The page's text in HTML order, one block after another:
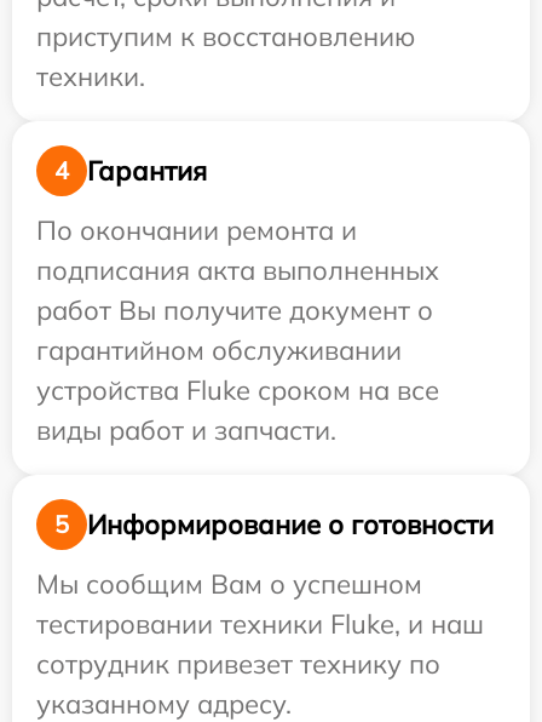
приступим к восстановлению
техники.
4
Гарантия
По окончании ремонта и
подписания акта выполненных
работ Вы получите документ о
гарантийном обслуживании
устройства Fluke сроком на все
виды работ и запчасти.
5
Информирование о готовности
Мы сообщим Вам о успешном
тестировании техники Fluke, и наш
сотрудник привезет технику по
указанному адресу.